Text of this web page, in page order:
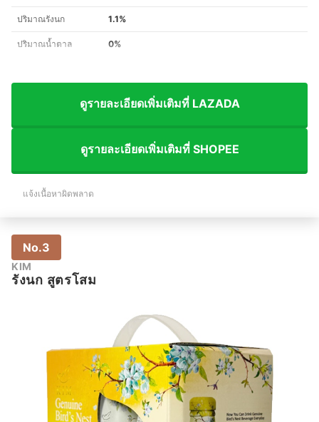
ปริมาณรังนก 1.1%
ปริมาณน้ำตาล 0%
ดูรายละเอียดเพิ่มเติมที่ LAZADA
ดูรายละเอียดเพิ่มเติมที่ SHOPEE
แจ้งเนื้อหาผิดพลาด
No.3
KIM
รังนก สูตรโสม